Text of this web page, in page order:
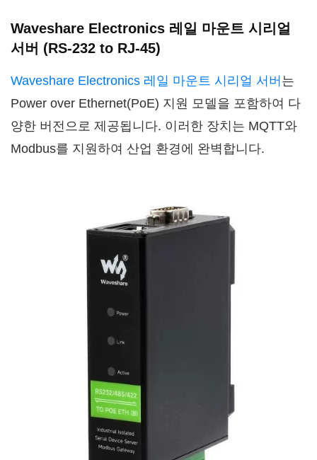
Waveshare Electronics 레일 마운트 시리얼
서버 (RS-232 to RJ-45)
Waveshare Electronics 레일 마운트 시리얼 서버 는
Power over Ethernet(PoE) 지원 모델을 포함하여 다
양한 버전으로 제공됩니다. 이러한 장치는 MQTT와
Modbus를 지원하여 산업 환경에 완벽합니다.